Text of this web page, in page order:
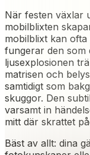
När festen växlar
mobilblixten
mobilblixt kan
fungerar den som
ljusexplosionen
matrisen och
samtidigt som
skuggor. Den
varsamt in
mitt där skrattet
Bäst av allt: dina